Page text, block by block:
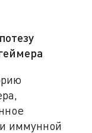
иммунной